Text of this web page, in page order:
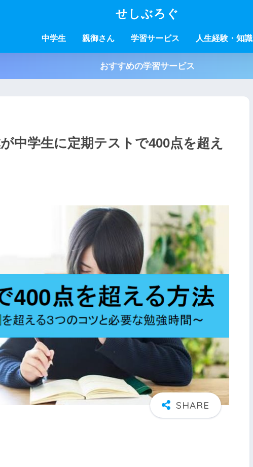
せしぶろぐ
中学生 親御さん 学習サービス 人生経験・知識
おすすめの学習サービス
中学生に定期テストで400点を超え